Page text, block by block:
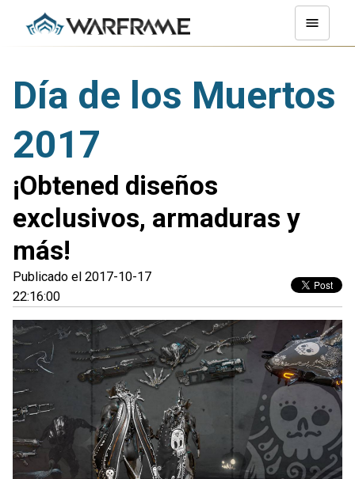
Día de los Muertos
2017
¡Obtened diseños
exclusivos, armaduras y
más!
Publicado el 2017-10-17
22:16:00